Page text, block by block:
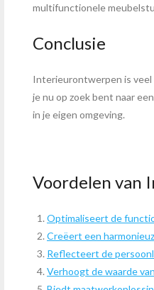
multifunctionele
Conclusie
Interieurontwerpen is veel
je nu op zoek bent naar
in je eigen omgeving.
Voordelen van
Optimaliseert de
Creëert een
Reflecteert de
Verhoogt de waarde